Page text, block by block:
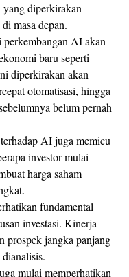
diperkirakan
masa depan.
AI akan
baru seperti
diperkirakan akan
otomatisasi, hingga
belum pernah
AI juga memicu
investor mulai
harga saham
fundamental
investasi. Kinerja
prospek jangka panjang
mulai memperhatikan